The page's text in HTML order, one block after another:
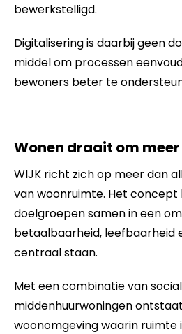
bewerkstelligd.
Digitalisering is daarbij geen
middel om processen
bewoners beter te
Wonen draait om
WIJK richt zich op meer dan
van woonruimte. Het
doelgroepen samen in een
betaalbaarheid, leefbaarheid
centraal staan.
Met een combinatie van
middenhuurwoningen
woonomgeving waarin ruimte